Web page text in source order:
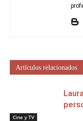
Artículos relacionados
Cine y TV